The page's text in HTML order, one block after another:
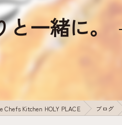
一緒に。
Chefs Kitchen HOLY PLACE ブログ